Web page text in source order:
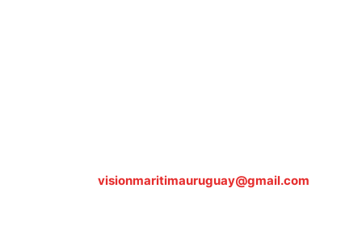
visionmaritimauruguay@gmail.com